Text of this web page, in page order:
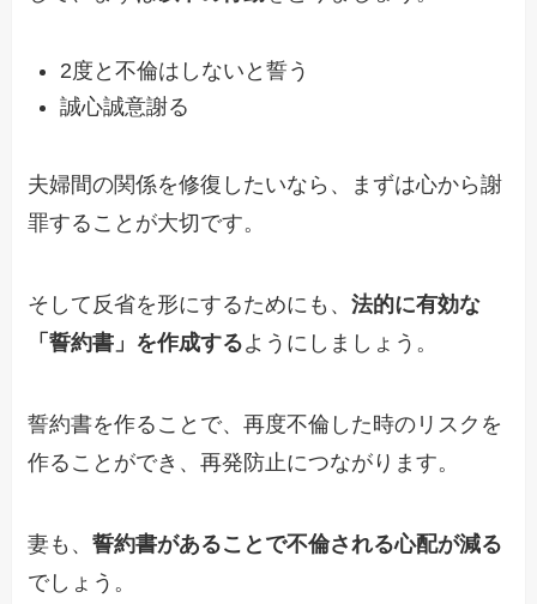
2度と不倫はしないと誓う
誠心誠意謝る
夫婦間の関係を修復したいなら、まずは心から謝
罪することが大切です。
そして反省を形にするためにも、法的に有効な
「誓約書」を作成するようにしましょう。
誓約書を作ることで、再度不倫した時のリスクを
作ることができ、再発防止につながります。
妻も、誓約書があることで不倫される心配が減る
でしょう。